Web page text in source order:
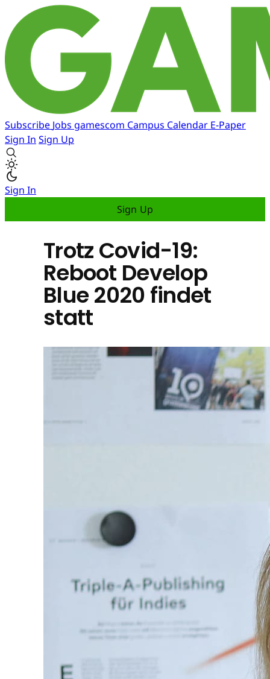
Subscribe Jobs gamescom Campus Calendar E-Paper
Sign In Sign Up
Sign In
Sign Up
Trotz Covid-19:
Reboot Develop
Blue 2020 findet
statt